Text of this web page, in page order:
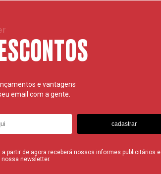
e vantagens
email com a gente.
cadastrar
partir de agora receberá nossos informes publicitários e
newsletter.